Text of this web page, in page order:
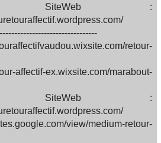
:
retour-
affectif-ex.wixsite.com/marabout-
:
view/medium-retour-